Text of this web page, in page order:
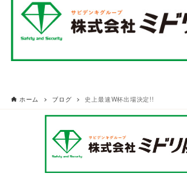
ホーム ブログ 史上最速W杯出場決定!!